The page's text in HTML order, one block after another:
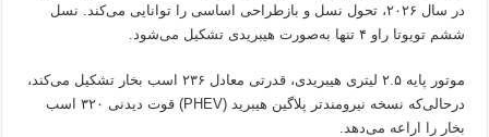
در سال ۲۰۲۶، تحول نسل و بازطراحی اساسی را توانایی می‌کند. نسل
ششم تویوتا راو ۴ تنها به‌صورت هیبریدی تشکیل می‌شود.
موتور پایه ۲.۵ لیتری هیبریدی، قدرتی معادل ۲۳۶ اسب بخار تشکیل می‌کند،
درحالی‌که نسخه نیرومندتر پلاگین هیبرید (PHEV) قوت دیدنی ۳۲۰ اسب
بخار را اراعه می‌دهد.